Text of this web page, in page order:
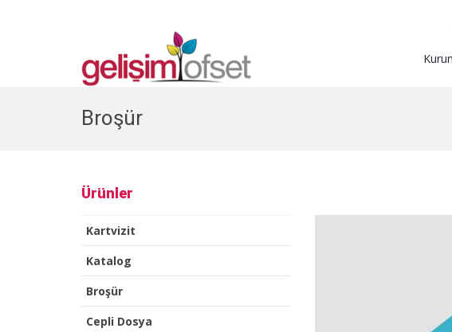
Broşür
Ürünler
Kartvizit
Katalog
Broşür
Cepli Dosya